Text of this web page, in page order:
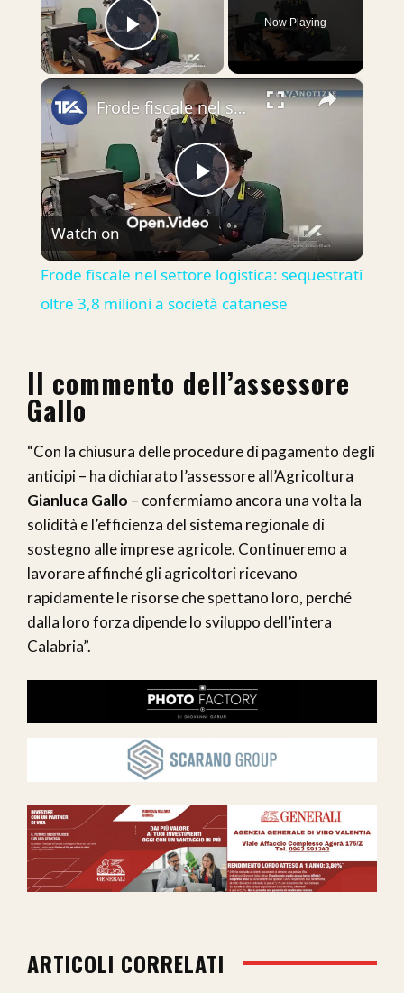
Play Video
Now Playing
×
Play
Video
Frode fiscale nel settore logistica: sequestrati oltre 3,8 milioni a società catanese
Watch on
Frode fiscale nel settore logistica: sequestrati
oltre 3,8 milioni a società catanese
Il commento dell’assessore
Gallo
“Con la chiusura delle procedure di pagamento degli
anticipi – ha dichiarato l’assessore all’Agricoltura
Gianluca Gallo – confermiamo ancora una volta la
solidità e l’efficienza del sistema regionale di
sostegno alle imprese agricole. Continueremo a
lavorare affinché gli agricoltori ricevano
rapidamente le risorse che spettano loro, perché
dalla loro forza dipende lo sviluppo dell’intera
Calabria”.
ARTICOLI CORRELATI